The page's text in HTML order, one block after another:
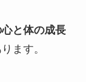
と体の成長
ます。